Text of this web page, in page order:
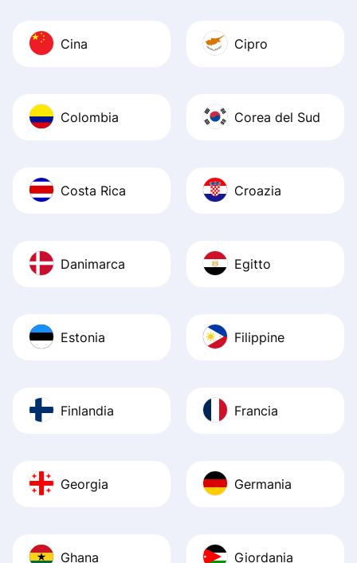
Cina Cipro
Colombia Corea del Sud
Costa Rica Croazia
Danimarca Egitto
Estonia Filippine
Finlandia Francia
Georgia Germania
Ghana Giordania